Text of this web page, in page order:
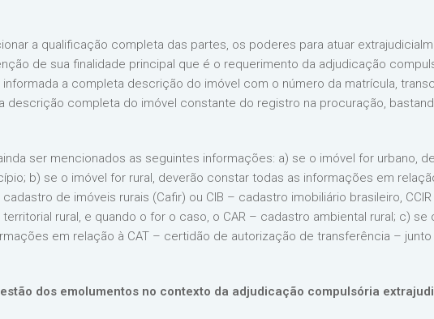
a qualificação completa das partes, os poderes para atuar
de sua finalidade principal que é o requerimento da adjudicação
a completa descrição do imóvel com o número da matrícula,
descrição completa do imóvel constante do registro na procuração,
ser mencionados as seguintes informações: a) se o imóvel for urbano,
b) se o imóvel for rural, deverão constar todas as informações em
de imóveis rurais (Cafir) ou CIB – cadastro imobiliário brasileiro,
rural, e quando o for o caso, o CAR – cadastro ambiental rural; c) se
em relação à CAT – certidão de autorização de transferência – junto
dos emolumentos no contexto da adjudicação compulsória